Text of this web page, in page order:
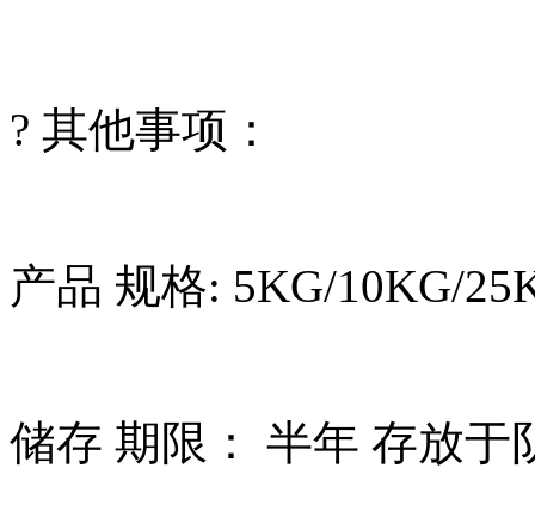
? 其他事项：
产品 规格: 5KG/10KG/
储存 期限： 半年 存放于